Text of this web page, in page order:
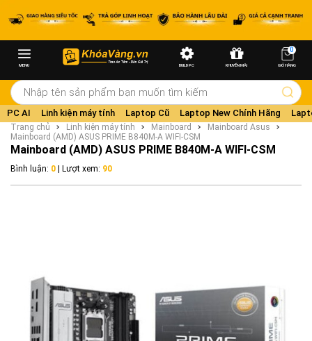
MENU BUILD PC KHUYẾN MÃI
0
GIỎ HÀNG
PC AI Linh kiện máy tính Laptop Cũ Laptop New Chính Hãng
Trang chủ Linh kiện máy tính Mainboard
Mainboard Asus
Mainboard (AMD) ASUS PRIME B840M-A WIFI-CSM
Mainboard (AMD) ASUS PRIME B840M-A WIFI-CSM
Bình luận: 0 | Lượt xem: 90